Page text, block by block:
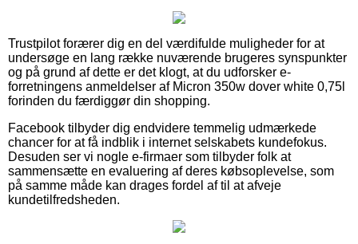
Trustpilot forærer dig en del værdifulde muligheder for at
undersøge en lang række nuværende brugeres synspunkter
og på grund af dette er det klogt, at du udforsker e-
forretningens anmeldelser af Micron 350w dover white 0,75l
forinden du færdiggør din shopping.
Facebook tilbyder dig endvidere temmelig udmærkede
chancer for at få indblik i internet selskabets kundefokus.
Desuden ser vi nogle e-firmaer som tilbyder folk at
sammensætte en evaluering af deres købsoplevelse, som
på samme måde kan drages fordel af til at afveje
kundetilfredsheden.